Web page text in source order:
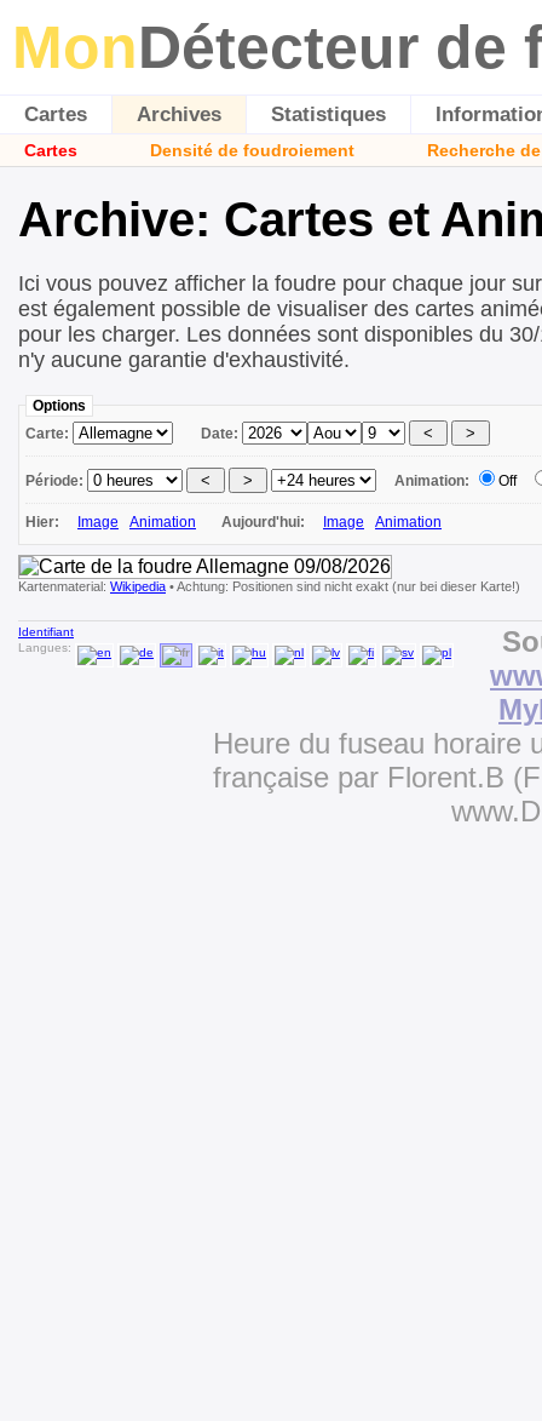
MonDétecteur de
Cartes Archives Statistiques
Cartes Densité de foudroiement Recherche
Archive: Cartes et
Ici vous pouvez afficher la foudre pour chaque jour
est également possible de visualiser des cartes
pour les charger. Les données sont disponibles du
n'y aucune garantie d'exhaustivité.
Options
Carte:
Date:
Période: Animation: Off
Hier: Image Animation Aujourd'hui: Image Animation
Kartenmaterial: Wikipedia • Achtung: Positionen sind nicht exakt (nur bei dieser Karte!)
Identifiant
Langues:
Heure du fuseau horaire
française par Florent.B